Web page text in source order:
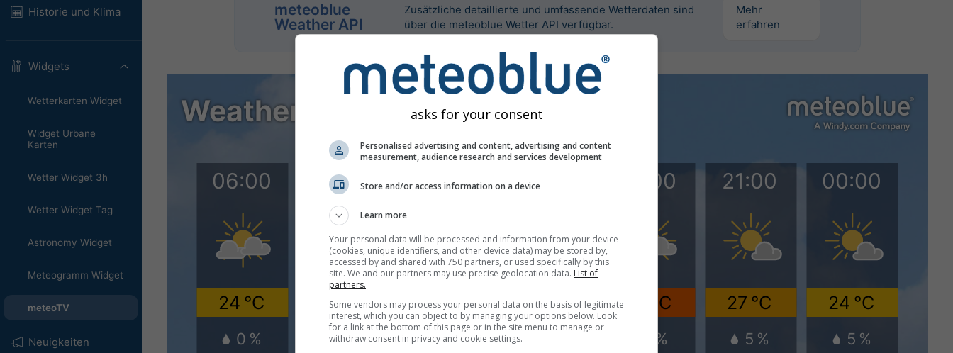
Historie und Klima
Widgets
Wetterkarten Widget
Widget Urbane
Karten
Wetter Widget 3h
Wetter Widget Tag
Astronomy Widget
Meteogramm Widget
meteoTV
Neuigkeiten
meteoblue
Weather API
Zusätzliche detaillierte und umfassende Wetterdaten sind
über die meteoblue Wetter API verfügbar.
Mehr
erfahren
asks for your consent
Personalised advertising and content, advertising and content
measurement, audience research and services development
Store and/or access information on a device
Learn more
Your personal data will be processed and information from your device
(cookies, unique identifiers, and other device data) may be stored by,
accessed by and shared with 750 partners, or used specifically by this
site. We and our partners may use precise geolocation data. List of
partners.
Some vendors may process your personal data on the basis of legitimate
interest, which you can object to by managing your options below. Look
for a link at the bottom of this page or in the site menu to manage or
withdraw consent in privacy and cookie settings.